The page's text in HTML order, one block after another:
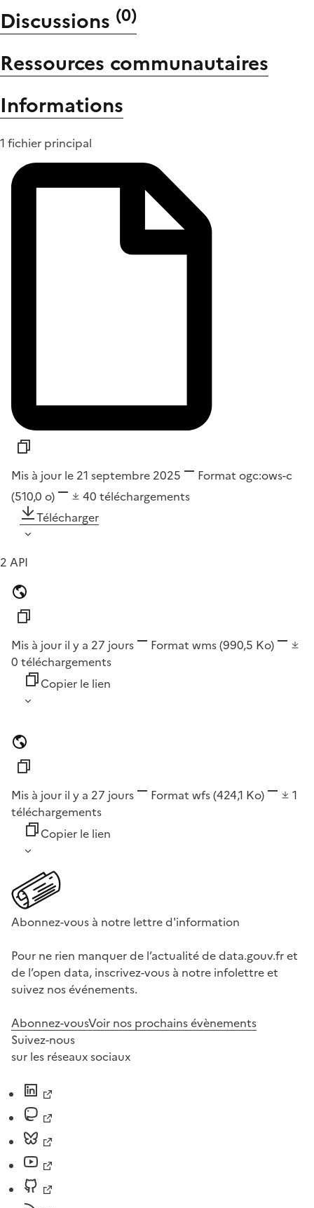
Discussions (0)
Ressources communautaires
Informations
1 fichier principal
Mis à jour le 21 septembre 2025 Format ogc:ows-c
(510,0 o)
40 téléchargements
Télécharger
2 API
Mis à jour il y a 27 jours Format wms(990,5 Ko)
0 téléchargements
Copier le lien
Mis à jour il y a 27 jours Format wfs(424,1 Ko)
1
téléchargements
Copier le lien
Abonnez-vous à notre lettre d'information
Pour ne rien manquer de l’actualité de data.gouv.fr et
de l’open data, inscrivez-vous à notre infolettre et
suivez nos événements.
Abonnez-vousVoir nos prochains évènements
Suivez-nous
sur les réseaux sociaux